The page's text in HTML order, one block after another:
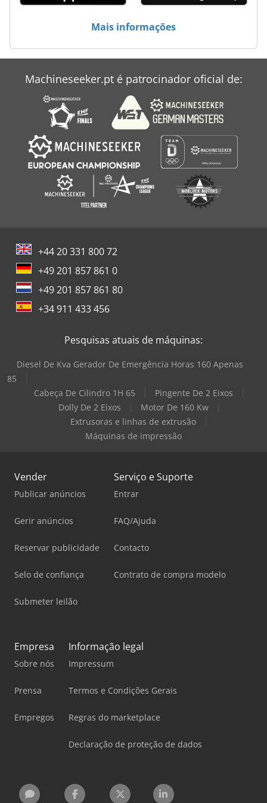
Mais informações
Machineseeker.pt é patrocinador oficial de:
+44 20 331 800 72
+49 201 857 861 0
+49 201 857 861 80
+34 911 433 456
Pesquisas atuais de máquinas:
Diesel De Kva Gerador De Emergência Horas 160 Apenas
85
Cabeça De Cilindro 1H 65
Pingente De 2 Eixos
Dolly De 2 Eixos
Motor De 160 Kw
Extrusoras e linhas de extrusão
Máquinas de impressão
Vender
Publicar anúncios
Gerir anúncios
Reservar publicidade
Selo de confiança
Submeter leilão
Serviço e Suporte
Entrar
FAQ/Ajuda
Contacto
Contrato de compra modelo
Empresa
Sobre nós
Prensa
Empregos
Informação legal
Impressum
Termos e Condições Gerais
Regras do marketplace
Declaração de proteção de dados